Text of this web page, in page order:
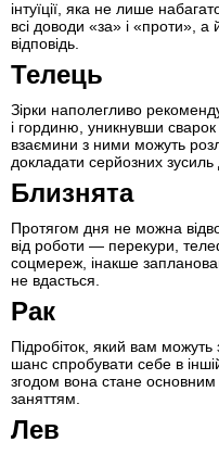
інтуїції, яка не лише
всі доводи «за» і «проти»,
відповідь.
Телець
Зірки наполегливо
і гординю, уникнувши
взаємини з ними можуть
докладати серйозних
Близнята
Протягом дня не можна
від роботи — перекури,
соцмереж, інакше
не вдасться.
Рак
Підробіток, який вам
шанс спробувати себе в
згодом вона стане
заняттям.
Лев